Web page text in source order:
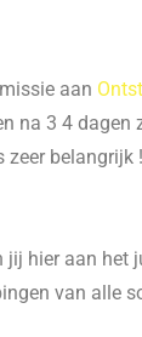
aan
na 3 4
jij hier aan het
van alle